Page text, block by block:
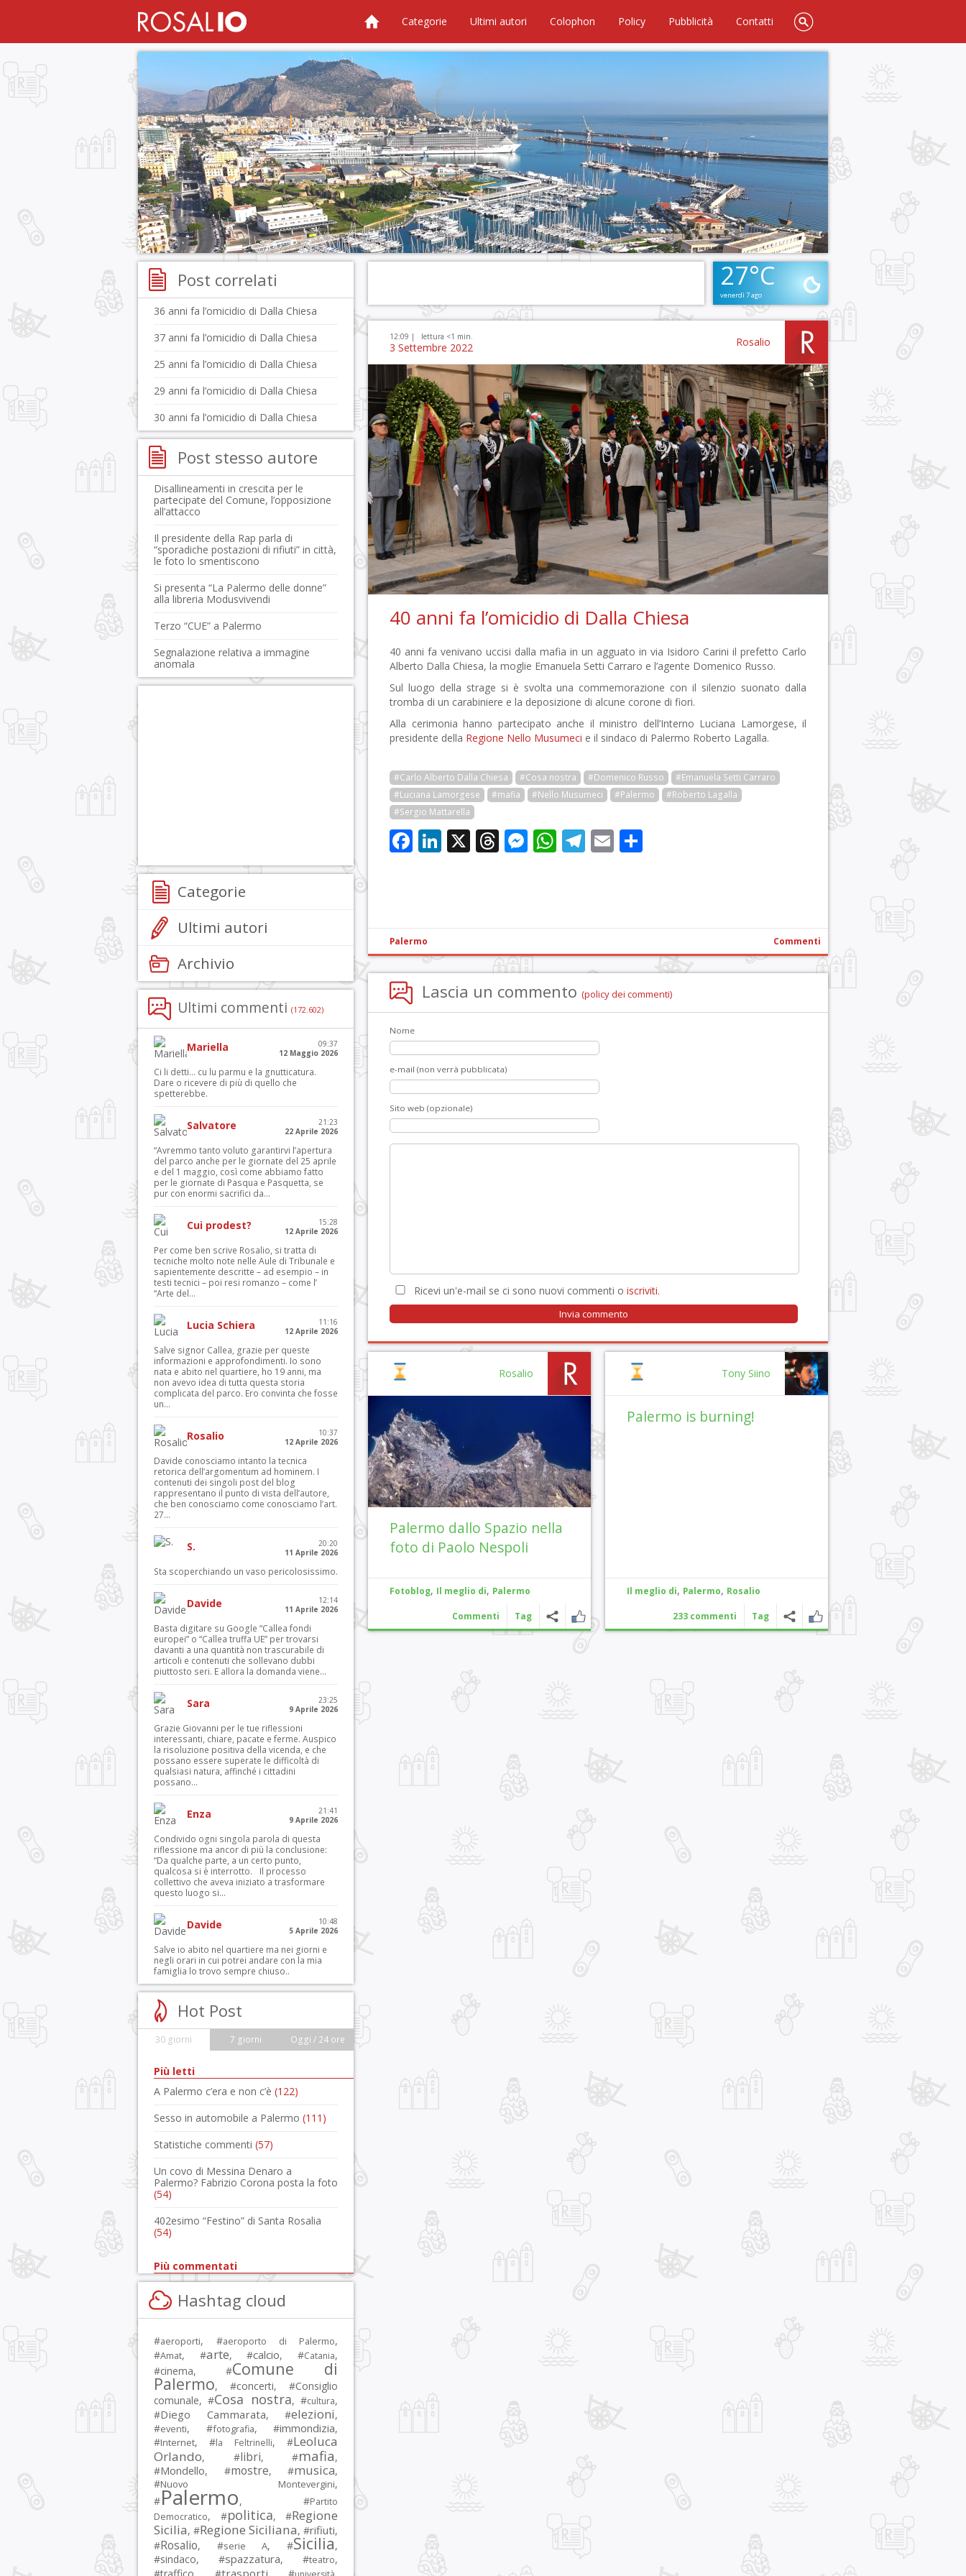
Categorie Ultimi autori Colophon Policy Pubblicità Contatti
27°C
venerdì 7 ago
12:09 | lettura <1 min.
3 Settembre 2022 Rosalio
40 anni fa l’omicidio di Dalla Chiesa
40 anni fa venivano uccisi dalla mafia in un agguato in via Isidoro Carini il prefetto Carlo
Alberto Dalla Chiesa, la moglie Emanuela Setti Carraro e l’agente Domenico Russo.
Sul luogo della strage si è svolta una commemorazione con il silenzio suonato dalla
tromba di un carabiniere e la deposizione di alcune corone di fiori.
Alla cerimonia hanno partecipato anche il ministro dell’Interno Luciana Lamorgese, il
presidente della Regione Nello Musumeci e il sindaco di Palermo Roberto Lagalla.
#Carlo Alberto Dalla Chiesa #Cosa nostra #Domenico Russo
#Emanuela Setti Carraro
#Luciana Lamorgese
#mafia #Nello Musumeci #Palermo
#Roberto Lagalla
#Sergio Mattarella
Facebook
LinkedIn
X Threads
Messenger
WhatsApp
Telegram
Email
Palermo Commenti
Lascia un commento (policy dei commenti)
Nome
e-mail (non verrà pubblicata)
Sito web (opzionale)
Ricevi un'e-mail se ci sono nuovi commenti o iscriviti.
Tony Siino
Palermo is burning!
Il meglio di, Palermo, Rosalio
233 commenti Tag
Rosalio
Palermo dallo Spazio nella
foto di Paolo Nespoli
Fotoblog, Il meglio di, Palermo
Commenti Tag
Post correlati
36 anni fa l’omicidio di Dalla Chiesa
37 anni fa l’omicidio di Dalla Chiesa
25 anni fa l’omicidio di Dalla Chiesa
29 anni fa l’omicidio di Dalla Chiesa
30 anni fa l’omicidio di Dalla Chiesa
Post stesso autore
Disallineamenti in crescita per le
partecipate del Comune, l’opposizione
all’attacco
Il presidente della Rap parla di
“sporadiche postazioni di rifiuti” in città,
le foto lo smentiscono
Si presenta “La Palermo delle donne”
alla libreria Modusvivendi
Terzo “CUE” a Palermo
Segnalazione relativa a immagine
anomala
Categorie
Ultimi autori
Archivio
Ultimi commenti (172.602)
Mariella
09:37
12 Maggio 2026
Ci li detti… cu lu parmu e la gnutticatura.
Dare o ricevere di più di quello che
spetterebbe.
Salvatore
21:23
22 Aprile 2026
“Avremmo tanto voluto garantirvi l’apertura
del parco anche per le giornate del 25 aprile
e del 1 maggio, così come abbiamo fatto
per le giornate di Pasqua e Pasquetta, se
pur con enormi sacrifici da...
Cui prodest?
15:28
12 Aprile 2026
Per come ben scrive Rosalio, si tratta di
tecniche molto note nelle Aule di Tribunale e
sapientemente descritte – ad esempio – in
testi tecnici – poi resi romanzo – come l’
“Arte del...
Lucia Schiera
11:16
12 Aprile 2026
Salve signor Callea, grazie per queste
informazioni e approfondimenti. Io sono
nata e abito nel quartiere, ho 19 anni, ma
non avevo idea di tutta questa storia
complicata del parco. Ero convinta che fosse
un...
Rosalio
10:37
12 Aprile 2026
Davide conosciamo intanto la tecnica
retorica dell’argomentum ad hominem. I
contenuti dei singoli post del blog
rappresentano il punto di vista dell’autore,
che ben conosciamo come conosciamo l’art.
27...
S.
20:20
11 Aprile 2026
Sta scoperchiando un vaso pericolosissimo.
Davide
12:14
11 Aprile 2026
Basta digitare su Google “Callea fondi
europei” o “Callea truffa UE” per trovarsi
davanti a una quantità non trascurabile di
articoli e contenuti che sollevano dubbi
piuttosto seri. E allora la domanda viene...
Sara
23:25
9 Aprile 2026
Grazie Giovanni per le tue riflessioni
interessanti, chiare, pacate e ferme. Auspico
la risoluzione positiva della vicenda, e che
possano essere superate le difficoltà di
qualsiasi natura, affinché i cittadini
possano...
Enza
21:41
9 Aprile 2026
Condivido ogni singola parola di questa
riflessione ma ancor di più la conclusione:
“Da qualche parte, a un certo punto,
qualcosa si è interrotto. Il processo
collettivo che aveva iniziato a trasformare
questo luogo si...
Davide
10:48
5 Aprile 2026
Salve io abito nel quartiere ma nei giorni e
negli orari in cui potrei andare con la mia
famiglia lo trovo sempre chiuso..
Hot Post
30 giorni 7 giorni Oggi / 24 ore
Più letti
A Palermo c’era e non c’è (122)
Sesso in automobile a Palermo (111)
Statistiche commenti (57)
Un covo di Messina Denaro a
Palermo? Fabrizio Corona posta la foto
(54)
402esimo “Festino” di Santa Rosalia
(54)
Più commentati
Hashtag cloud
#aeroporti, #aeroporto di Palermo,
#Amat, #arte, #calcio, #Catania,
#cinema, #Comune di
Palermo, #concerti, #Consiglio
comunale, #Cosa nostra, #cultura,
#Diego Cammarata, #elezioni,
#eventi, #fotografia, #immondizia,
#Internet, #la Feltrinelli, #Leoluca
Orlando, #libri, #mafia,
#Mondello, #mostre, #musica,
#Nuovo Montevergini,
#Palermo, #Partito
Democratico, #politica, #Regione
Sicilia, #Regione Siciliana, #rifiuti,
#Rosalio, #serie A, #Sicilia,
#sindaco, #spazzatura, #teatro,
trasporti